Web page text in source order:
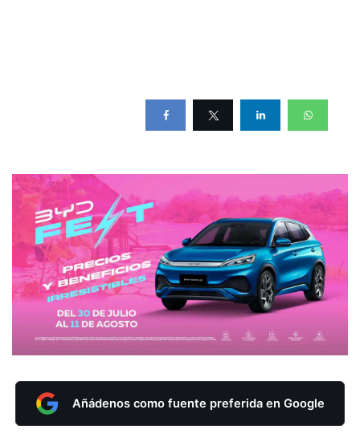
Añádenos como fuente preferida en Google